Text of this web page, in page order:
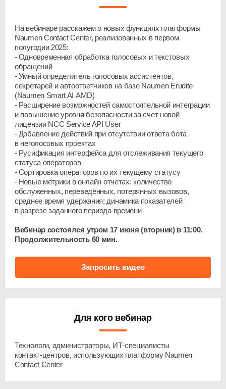
На вебинаре расскажем о новых функциях платформы
Naumen Contact Center, реализованных в первом
полугодии 2025:
Одновременная обработка голосовых и текстовых
обращений
Умный определитель голосовых ассистентов,
секретарей и автоответчиков на базе Naumen Erudite
(Naumen Smart AI AMD)
Расширение возможностей самостоятельной интеграции
и повышение уровня безопасности за счет новой
лицензии NCC Service API User
Добавление действий при отсутствии ответа бота
в неголосовых проектах
Русификация интерфейса для отслеживания текущего
статуса операторов
Сортировка операторов по их текущему статусу
Новые метрики в онлайн отчетах: количество
обслуженных, переведённых, потерянных вызовов,
среднее время удержания; динамика показателей
в разрезе заданного периода времени
Вебинар состоялся утром 17 июня (вторник) в 11:00.
Продолжительность 60 мин.
Запросить видео
Для кого вебинар
Технологи, администраторы, ИТ-специалисты
контакт-центров, использующих платформу Naumen
Contact Center